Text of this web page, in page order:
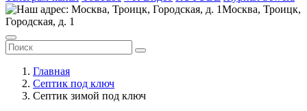
Москва, Троицк,
Городская, д. 1
Главная
Септик под ключ
Септик зимой под ключ